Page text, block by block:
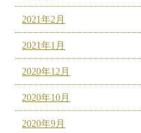
2021年2月
2021年1月
2020年12月
2020年10月
2020年9月